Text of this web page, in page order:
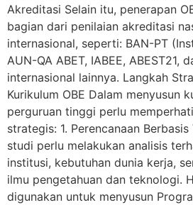
Akreditasi Selain itu, penerapan
bagian dari penilaian akreditasi
internasional, seperti: BAN-PT
AUN-QA ABET, IABEE, ABEST21,
internasional lainnya. Langkah
Kurikulum OBE Dalam menyusun
perguruan tinggi perlu
strategis: 1. Perencanaan
studi perlu melakukan analisis
institusi, kebutuhan dunia kerja,
ilmu pengetahuan dan teknologi.
digunakan untuk menyusun